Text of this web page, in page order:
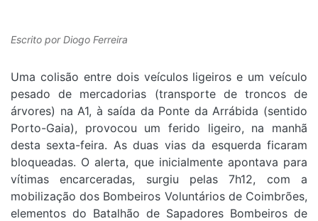
Escrito porDiogo Ferreira
Uma colisão entre dois veículos ligeiros e um veículo
pesado de mercadorias (transporte de troncos de
árvores) na A1, à saída da Ponte da Arrábida (sentido
Porto-Gaia), provocou um ferido ligeiro, na manhã
desta sexta-feira. As duas vias da esquerda ficaram
bloqueadas. O alerta, que inicialmente apontava para
vítimas encarceradas, surgiu pelas 7h12, com a
mobilização dos Bombeiros Voluntários de Coimbrões,
elementos do Batalhão de Sapadores Bombeiros de